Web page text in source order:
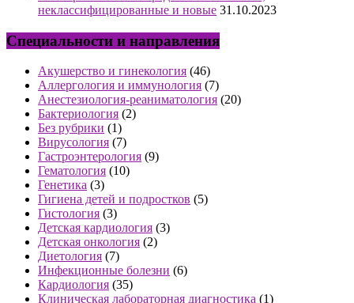
неклассифицированные и новые 31.10.2023
Специальности и направления
Акушерство и гинекология (46)
Аллергология и иммунология (7)
Анестезиология-реаниматология (20)
Бактериология (2)
Без рубрики (1)
Вирусология (7)
Гастроэнтерология (9)
Гематология (10)
Генетика (3)
Гигиена детей и подростков (5)
Гистология (3)
Детская кардиология (3)
Детская онкология (2)
Диетология (7)
Инфекционные болезни (6)
Кардиология (35)
Клиническая лабораторная диагностика (1)